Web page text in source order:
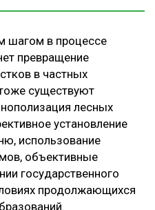
шагом в процессе
превращение
в частных
существуют
лесных
установление
использование
объективные
государственного
продолжающихся